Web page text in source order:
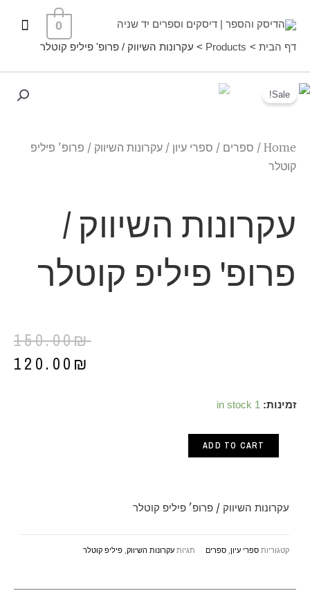
0
דף הבית Products עקרונות השיווק / פרופ' פיליפ קוטלר
Sale!
Home
/ ספרים / ספרי עיון / עקרונות השיווק / פרופ' פיליפ
קוטלר
עקרונות השיווק /
פרופ' פיליפ קוטלר
150.00₪
120.00 ₪
זמינות: 1 in stock עקרונות
ADD TO CART
עקרונות השיווק / פרופ' פיליפ קוטלר
קטגוריות ספרי עיון, ספרים תגיות עקרונות השיווק, פיליפ קוטלר